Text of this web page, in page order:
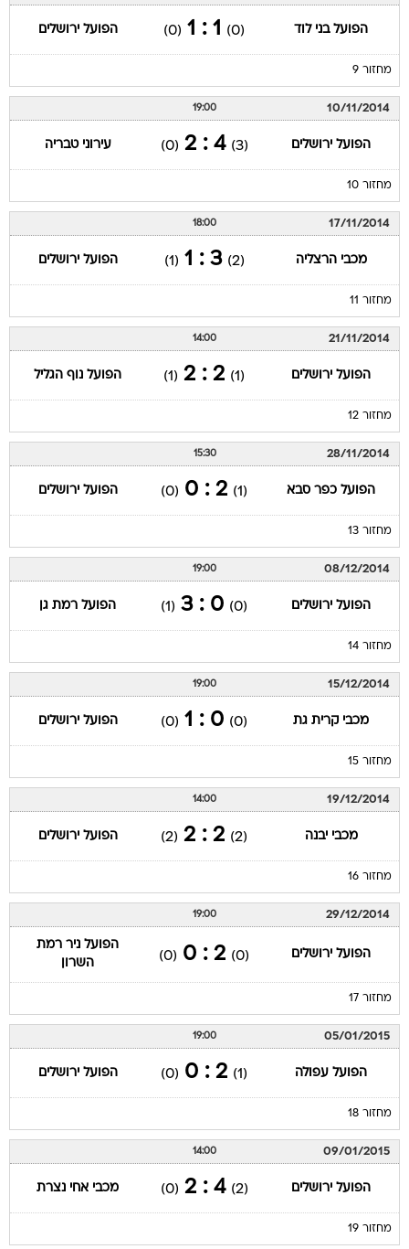
הפועל בני לוד (0)
1 : 1
(0) הפועל ירושלים
מחזור 9
10/11/2014
19:00
הפועל ירושלים (3)
4 : 2
(0) עירוני טבריה
מחזור 10
17/11/2014
18:00
מכבי הרצליה (2)
3 : 1
(1) הפועל ירושלים
מחזור 11
21/11/2014
14:00
הפועל ירושלים (1)
2 : 2
(1) הפועל נוף הגליל
מחזור 12
28/11/2014
15:30
הפועל כפר סבא (1)
2 : 0
(0) הפועל ירושלים
מחזור 13
08/12/2014
19:00
הפועל ירושלים (0)
0 : 3
(1) הפועל רמת גן
מחזור 14
15/12/2014
19:00
מכבי קרית גת (0)
0 : 1
(0) הפועל ירושלים
מחזור 15
19/12/2014
14:00
מכבי יבנה (2)
2 : 2
(2) הפועל ירושלים
מחזור 16
29/12/2014
19:00
הפועל ירושלים (0)
2 : 0
(0)
הפועל ניר רמת
השרון
מחזור 17
05/01/2015
19:00
הפועל עפולה (1)
2 : 0
(0) הפועל ירושלים
מחזור 18
09/01/2015
14:00
הפועל ירושלים (2)
4 : 2
(0) מכבי אחי נצרת
מחזור 19